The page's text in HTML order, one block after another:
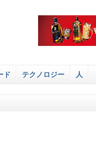
ド テクノロジー 人